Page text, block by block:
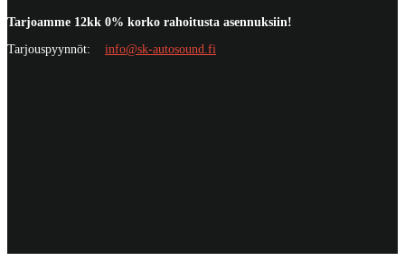
Tarjoamme 12kk 0% korko rahoitusta asennuksiin!
Tarjouspyynnöt: info@sk-autosound.fi